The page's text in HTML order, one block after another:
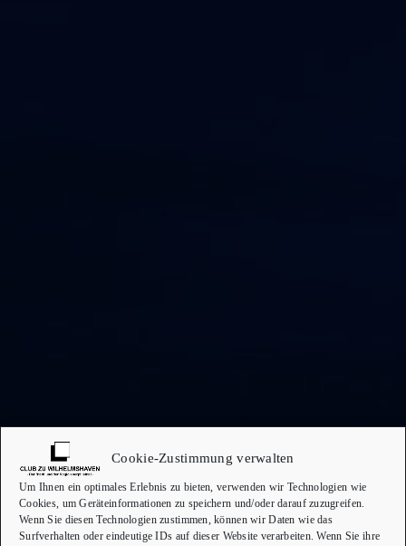
Cookie-Zustimmung verwalten
Um Ihnen ein optimales Erlebnis zu bieten, verwenden wir Technologien wie
Cookies, um Geräteinformationen zu speichern und/oder darauf zuzugreifen.
Wenn Sie diesen Technologien zustimmen, können wir Daten wie das
Surfverhalten oder eindeutige IDs auf dieser Website verarbeiten. Wenn Sie ihre